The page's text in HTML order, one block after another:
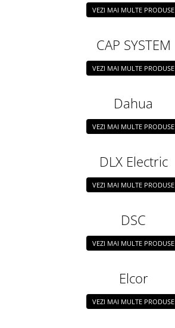
VEZI MAI MULTE PRODUSE
CAP SYSTEM
VEZI MAI MULTE PRODUSE
Dahua
VEZI MAI MULTE PRODUSE
DLX Electric
VEZI MAI MULTE PRODUSE
DSC
VEZI MAI MULTE PRODUSE
Elcor
VEZI MAI MULTE PRODUSE